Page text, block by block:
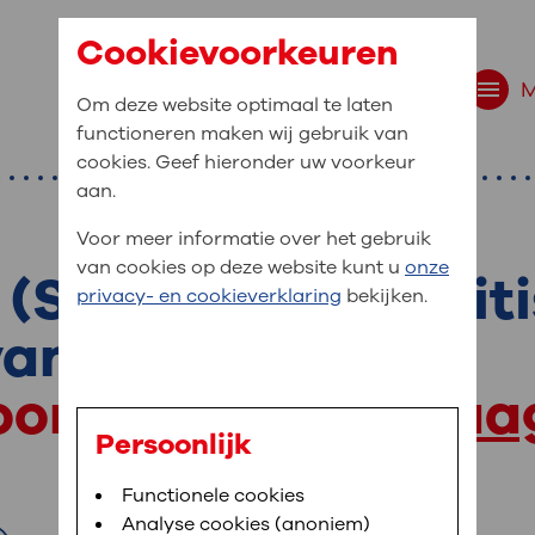
navigatie
bent u naar op
Bloedafname,MijnOLVG,Digitalisering
medische gegevens
In MijnOLVG kunt u uw medische
het u uitkomt. OLVG breidt MijnOLVG
bij
Crohn
terecht bij
Cookievoorkeuren
Om deze website optimaal te laten
functioneren maken wij gebruik van
cookies. Geef hieronder uw voorkeur
aan.
Voor meer informatie over het gebruik
van cookies op deze website kunt u onze
privacy- en cookieverklaring bekijken.
Persoonlijk
Functionele cookies
Analyse cookies (anoniem)